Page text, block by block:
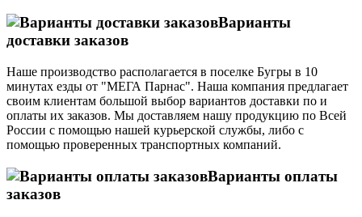
Варианты
доставки заказов
Наше производство располагается в поселке Бугры в 10
минутах езды от "МЕГА Парнас". Наша компания предлагает
своим клиентам большой выбор вариантов доставки по и
оплаты их заказов. Мы доставляем нашу продукцию по Всей
России с помощью нашей курьерской службы, либо с
помощью проверенных транспортных компаний.
Варианты оплаты
заказов